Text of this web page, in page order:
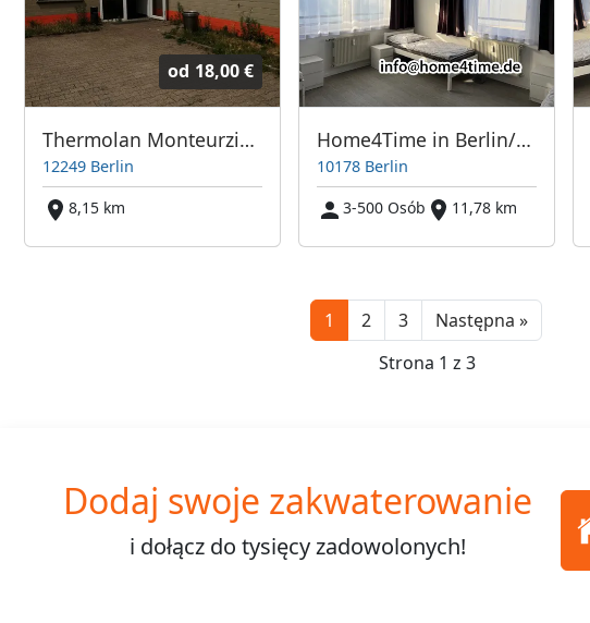
od 18,00 €
Thermolan Monteurzimmer
12249 Berlin
8,15 km
Home4Time in Berlin/Stadtteilen/Umland
10178 Berlin
3-500 Osób
11,78 km
1 2 3 Następna »Next
Strona 1 z 3
Dodaj swoje zakwaterowanie
i dołącz do tysięcyzadowolonych!